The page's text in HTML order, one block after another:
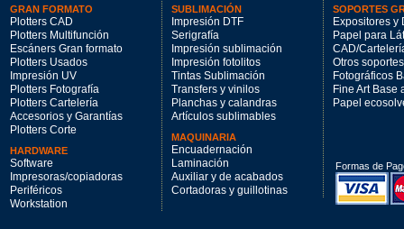
GRAN FORMATO
Plotters CAD
Plotters Multifunción
Escáners Gran formato
Plotters Usados
Impresión UV
Plotters Fotografía
Plotters Cartelería
Accesorios y Garantías
Plotters Corte
HARDWARE
Software
Impresoras/copiadoras
Periféricos
Workstation
SUBLIMACIÓN
Impresión DTF
Serigrafía
Impresión sublimación
Impresión fotolitos
Tintas Sublimación
Transfers y vinilos
Planchas y calandras
Artículos sublimables
MAQUINARIA
Encuadernación
Laminación
Auxiliar y de acabados
Cortadoras y guillotinas
SOPORTES
Expositores y
Papel para
CAD/
Otros soportes
Fotográficos
Fine Art Base
Papel
Formas de